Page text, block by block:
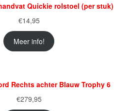
Quickie rolstoel (per stuk)
€14,95
Meer info!
Rechts achter Blauw Trophy 6
€279,95